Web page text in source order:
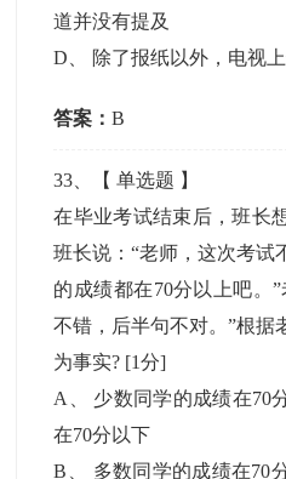
道并没有提及
D
除了报纸以外，电视
答案：B
33 、【单选题 】
在毕业考试结束后，班长
班长说：“老师，这次考试
的成绩都在70分以上吧。
不错，后半句不对。”根据
为事实? [1分]
A
少数同学的成绩在70
在70分以下
B
多数同学的成绩在70